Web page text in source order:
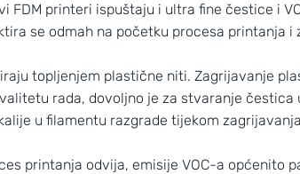
FDM printeri ispuštaju i ultra fine čestice i
se odmah na početku procesa printanja i
topljenjem plastične niti. Zagrijavanje
rada, dovoljno je za stvaranje čestica
u filamentu razgrade tijekom
printanja odvija, emisije VOC-a općenito